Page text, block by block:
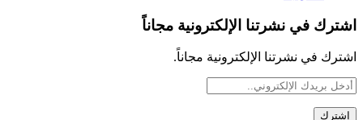
اشترك في نشرتنا الإلكترونية مجاناً
اشترك في نشرتنا الإلكترونية مجاناً.